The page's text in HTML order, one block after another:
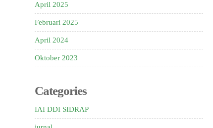
April 2025
Februari 2025
April 2024
Oktober 2023
Categories
IAI DDI SIDRAP